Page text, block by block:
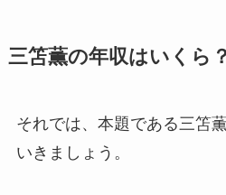
三笘薫の年収はいくら
それでは、本題である三笘
いきましょう。